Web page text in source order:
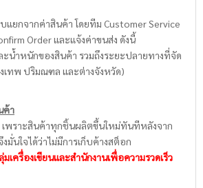
บแยกจากค่าสินค้า โดยทีม Customer Service
Order และแจ้งค่าขนส่ง ดังนี้
น้ำหนักของสินค้า รวมถึงระยะปลายทางที่จัด
เทพ ปริมณฑล และต่างจังหวัด)
ค้า
เพราะสินค้าทุกชิ้นผลิตขึ้นใหม่ทันทีหลังจาก
มั่นใจได้ว่าไม่มีการเก็บค้างสต็อก
เครื่องเขียนและสำนักงานเพื่อความรวดเร็ว